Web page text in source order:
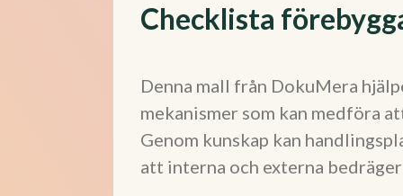
Checklista
Denna mall från DokuMera
mekanismer som kan medföra
Genom kunskap kan
att interna och externa